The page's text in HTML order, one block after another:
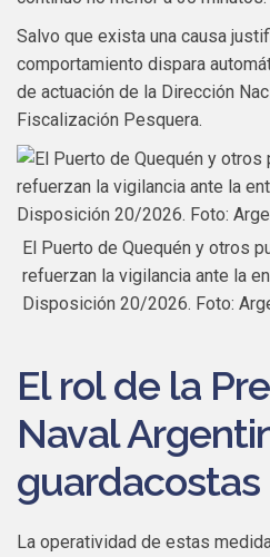
Salvo que exista una causa
comportamiento dispara
de actuación de la Dirección
Fiscalización Pesquera.
El Puerto de Quequén y otros
refuerzan la vigilancia ante la
Disposición 20/2026. Foto:
El rol de la
Naval
guardacostas
La operatividad de estas